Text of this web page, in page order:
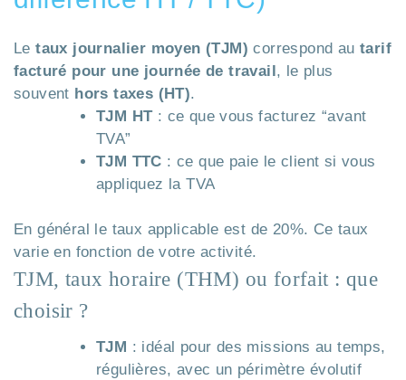
Letaux journalier moyen (TJM) correspond autarif
facturé pour une journée de travail, le plus
souvent hors taxes (HT).
TJM HT: ce que vous facturez “avant
TVA”
TJM TTC : ce que paie le client si vous
appliquez la TVA
En général le taux applicable est de 20%. Ce taux
varie en fonction de votre activité.
TJM, taux horaire (THM) ou forfait : que
choisir ?
TJM : idéal pour des missions au temps,
régulières, avec un périmètre évolutif